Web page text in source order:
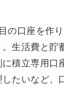
の口座を作
生活費と貯
積立専用口
たいなど、